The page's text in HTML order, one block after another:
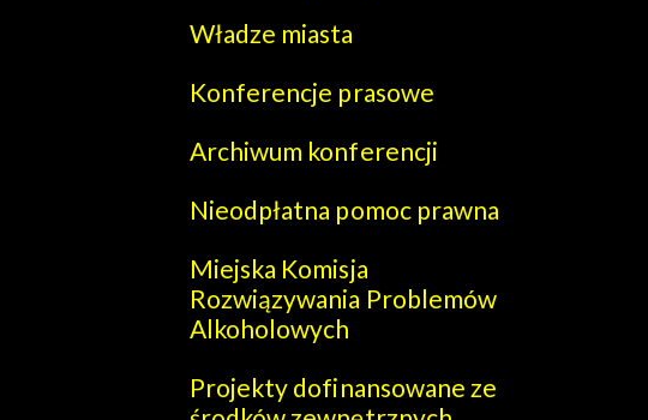
Władze miasta
Konferencje prasowe
Archiwum konferencji
Nieodpłatna pomoc prawna
Miejska Komisja
Rozwiązywania Problemów
Alkoholowych
Projekty dofinansowane ze